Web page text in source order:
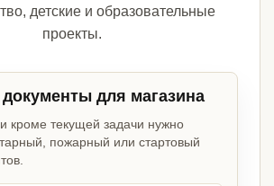
детские и образовательные
проекты.
для магазина
кроме текущей задачи нужно
пожарный или стартовый